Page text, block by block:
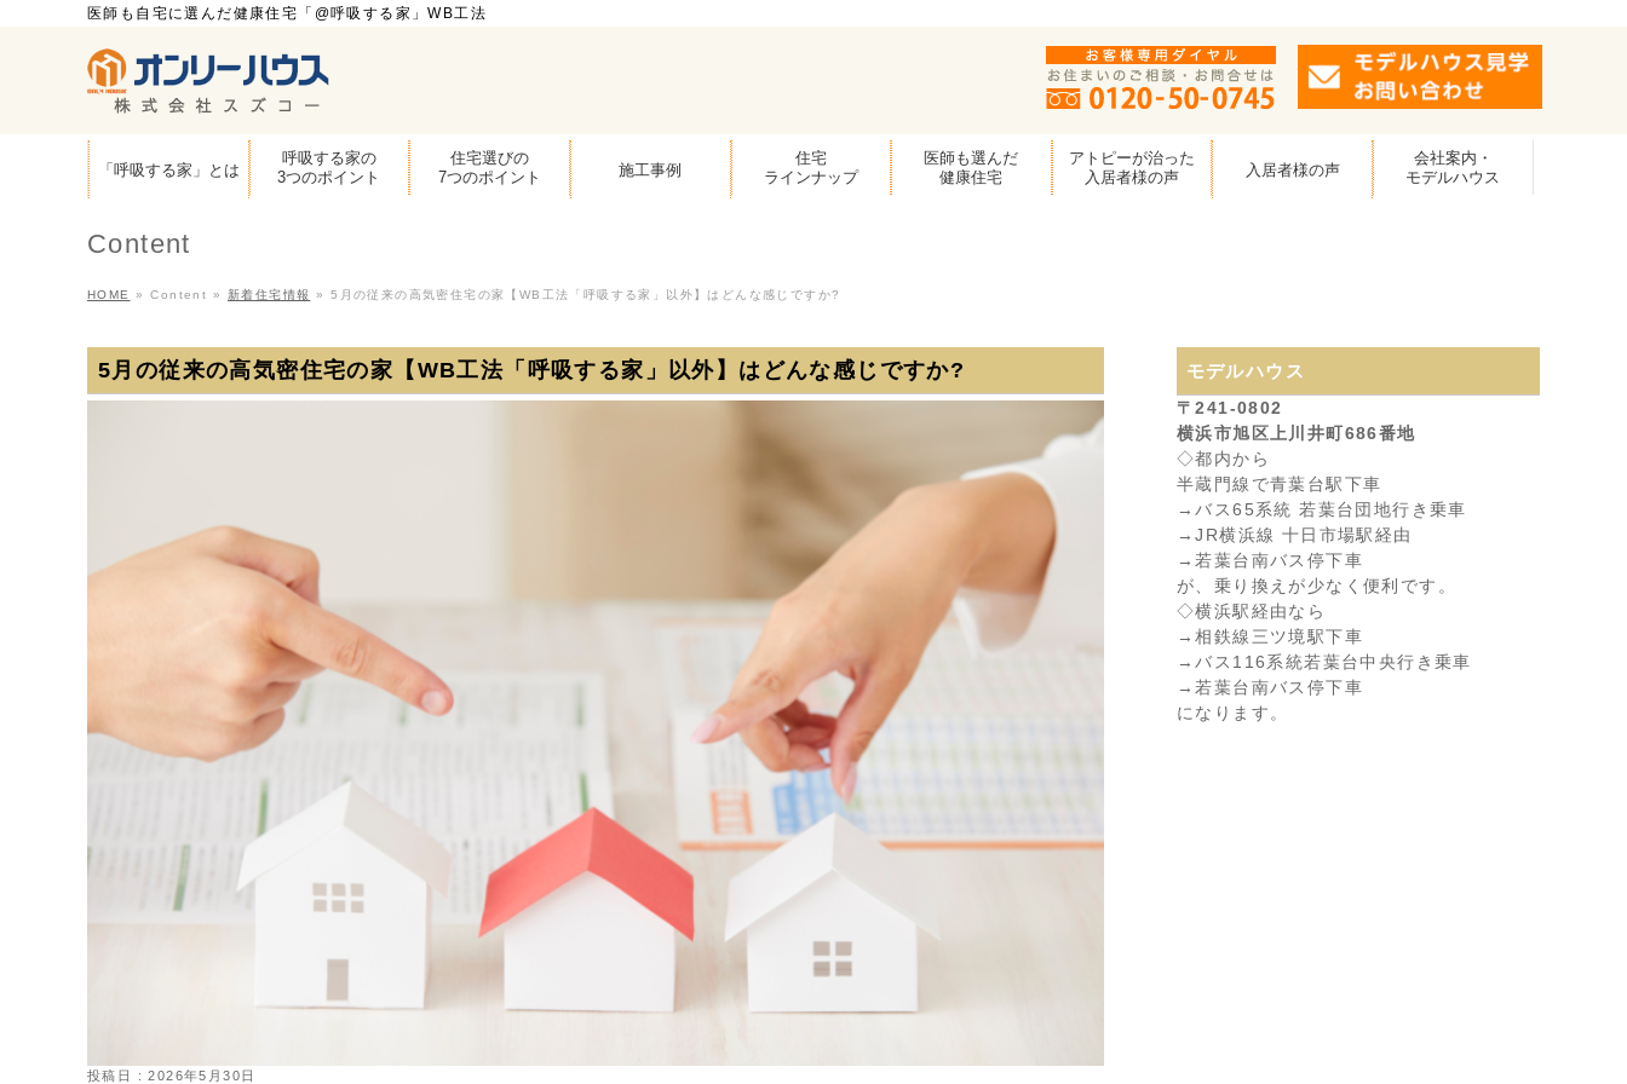
医師も自宅に選んだ健康住宅「@呼吸する家」WB工法
「呼吸する家」とは
呼吸する家の
3つのポイント
住宅選びの
7つのポイント
施工事例
住宅
ラインナップ
医師も選んだ
健康住宅
アトピーが治った
入居者様の声
入居者様の声
会社案内・
モデルハウス
Content
HOME » Content » 新着住宅情報 » 5月の従来の高気密住宅の家【WB工法「呼吸する家」以外】はどんな感じですか?
5月の従来の高気密住宅の家【WB工法「呼吸する家」以外】はどんな感じですか?
投稿日 : 2026年5月30日
モデルハウス
〒241-0802
横浜市旭区上川井町686番地
◇都内から
半蔵門線で青葉台駅下車
→バス65系統 若葉台団地行き乗車
→JR横浜線 十日市場駅経由
→若葉台南バス停下車
が、乗り換えが少なく便利です。
◇横浜駅経由なら
→相鉄線三ツ境駅下車
→バス116系統若葉台中央行き乗車
→若葉台南バス停下車
になります。